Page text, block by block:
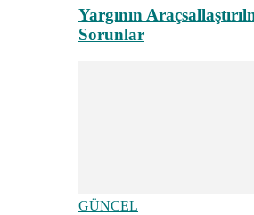
Yargının
Sorunlar
GÜNCEL